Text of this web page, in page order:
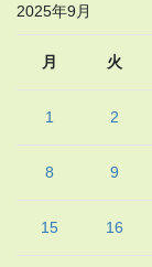
2025年9月
月 火
1 2
8 9
15 16